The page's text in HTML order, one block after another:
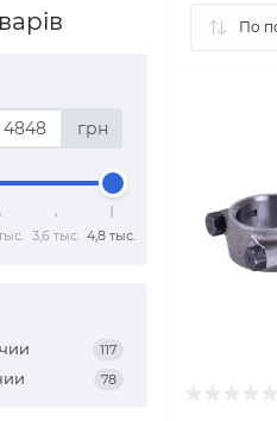
грн
3,6 тыс. 4,8 тыс.
117
78